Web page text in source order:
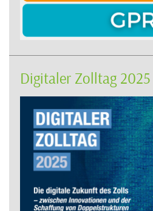
Digitaler Zolltag 2025